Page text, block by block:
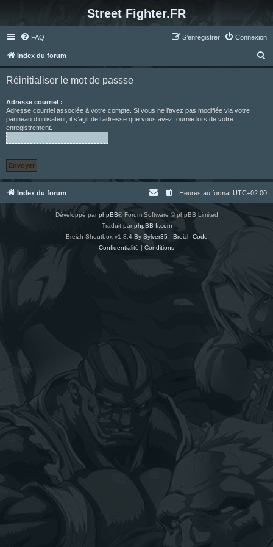
Street Fighter.FR
FAQ Connexion
S’enregistrer
Index du forum
e
Réinitialiser le mot de passse
Adresse courriel :
Adresse courriel associée à votre compte. Si vous ne l’avez pas modifiée via votre
panneau d’utilisateur, il s’agit de l’adresse que vous avez fournie lors de votre
enregistrement.
Index du forum Heures au format UTC+02:00
Développé parphpBB® Forum Software © phpBB Limited
Traduit par phpBB-fr.com
Breizh Shoutbox v1.8.4 By Sylver35 - Breizh Code
Confidentialité | Conditions